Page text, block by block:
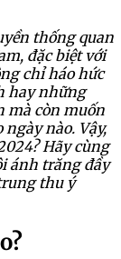
thống quan
đặc biệt với
chỉ háo hức
hay những
mà còn muốn
nào. Vậy,
Hãy cùng
ánh trăng đầy
thu ý